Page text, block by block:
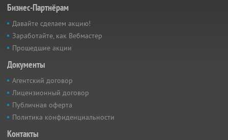
Бизнес-Партнёрам
Давайте сделаем акцию!
Заработайте, как Вебмастер
Прошедшие акции
Документы
Агентский договор
Лицензионный договор
Публичная оферта
Политика конфиденциальности
Контакты